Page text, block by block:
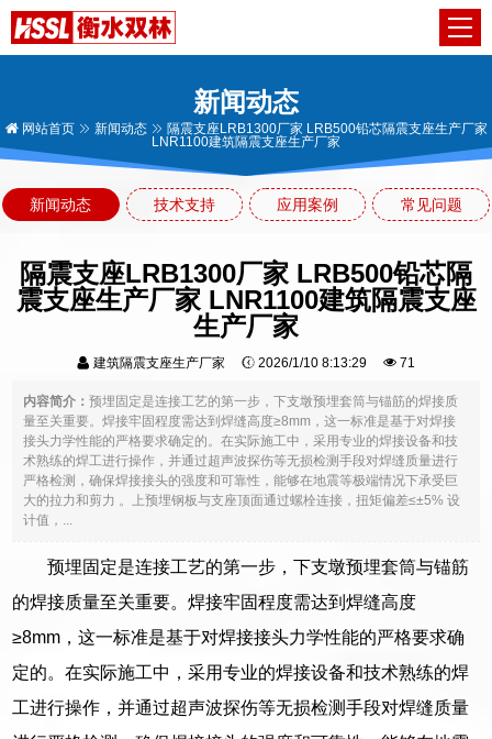
新闻动态
网站首页 新闻动态
隔震支座LRB1300厂家 LRB500铅芯隔震支座生产厂家
LNR1100建筑隔震支座生产厂家
新闻动态 技术支持 应用案例 常见问题
隔震支座LRB1300厂家 LRB500铅芯隔
震支座生产厂家 LNR1100建筑隔震支座
生产厂家
建筑隔震支座生产厂家 2026/1/10 8:13:29 71
内容简介：预埋固定是连接工艺的第一步，下支墩预埋套筒与锚筋的焊接质
量至关重要。焊接牢固程度需达到焊缝高度≥8mm，这一标准是基于对焊接
接头力学性能的严格要求确定的。在实际施工中，采用专业的焊接设备和技
术熟练的焊工进行操作，并通过超声波探伤等无损检测手段对焊缝质量进行
严格检测，确保焊接接头的强度和可靠性，能够在地震等极端情况下承受巨
大的拉力和剪力 。上预埋钢板与支座顶面通过螺栓连接，扭矩偏差≤±5% 设
计值，...
预埋固定是连接工艺的第一步，下支墩预埋套筒与锚筋
的焊接质量至关重要。焊接牢固程度需达到焊缝高度
≥8mm，这一标准是基于对焊接接头力学性能的严格要求确
定的。在实际施工中，采用专业的焊接设备和技术熟练的焊
工进行操作，并通过超声波探伤等无损检测手段对焊缝质量